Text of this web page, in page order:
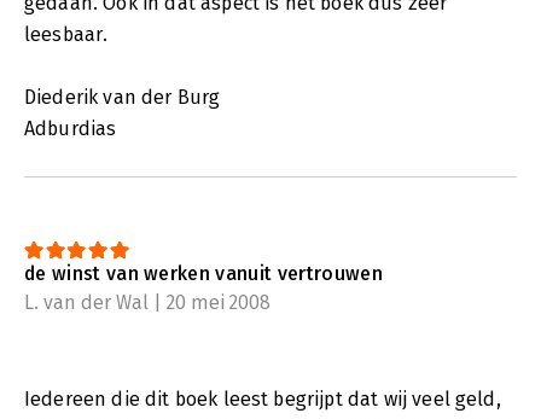
leesbaar.
Diederik van der Burg
Adburdias
de winst van werken vanuit vertrouwen
L. van der Wal | 20 mei 2008
Iedereen die dit boek leest begrijpt dat wij veel geld,